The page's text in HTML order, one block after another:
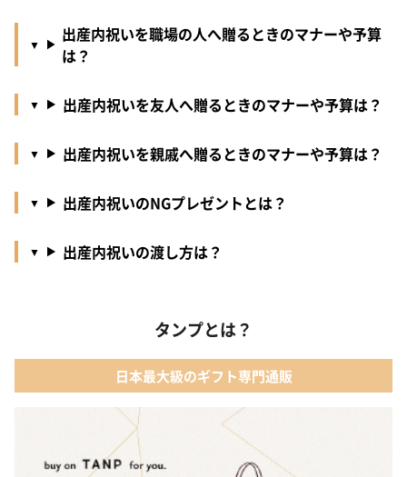
出産内祝いを職場の人へ贈るときのマナーや予算
は？
出産内祝いを友人へ贈るときのマナーや予算は？
出産内祝いを親戚へ贈るときのマナーや予算は？
出産内祝いのNGプレゼントとは？
出産内祝いの渡し方は？
タンプとは？
日本最大級のギフト専門通販